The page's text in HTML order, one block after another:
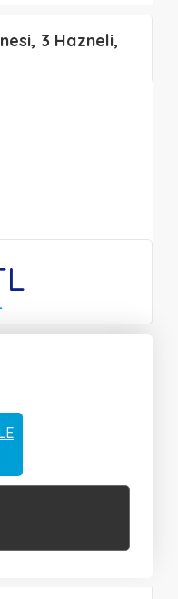
3 Hazneli,